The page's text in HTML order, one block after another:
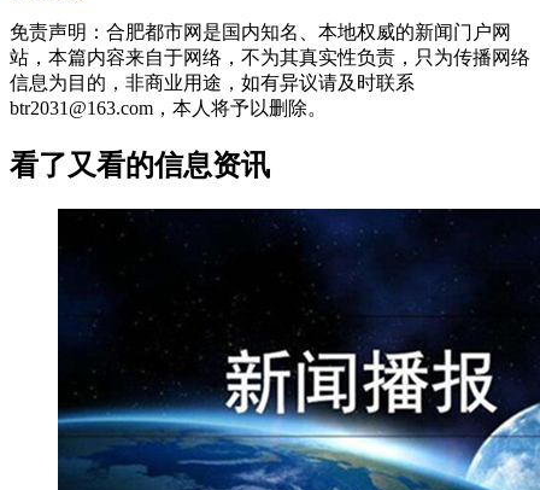
免责声明：合肥都市网是国内知名、本地权威的新闻门户网
站，本篇内容来自于网络，不为其真实性负责，只为传播网络
信息为目的，非商业用途，如有异议请及时联系
btr2031@163.com，本人将予以删除。
看了又看的信息资讯